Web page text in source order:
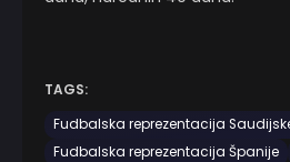
TAGS:
Fudbalska reprezentacija
Fudbalska reprezentacija Španije